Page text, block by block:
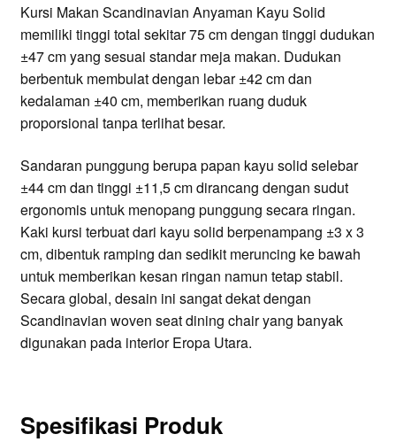
Kursi Makan Scandinavian Anyaman Kayu Solid
memiliki tinggi total sekitar 75 cm dengan tinggi dudukan
±47 cm yang sesuai standar meja makan. Dudukan
berbentuk membulat dengan lebar ±42 cm dan
kedalaman ±40 cm, memberikan ruang duduk
proporsional tanpa terlihat besar.
Sandaran punggung berupa papan kayu solid selebar
±44 cm dan tinggi ±11,5 cm dirancang dengan sudut
ergonomis untuk menopang punggung secara ringan.
Kaki kursi terbuat dari kayu solid berpenampang ±3 x 3
cm, dibentuk ramping dan sedikit meruncing ke bawah
untuk memberikan kesan ringan namun tetap stabil.
Secara global, desain ini sangat dekat dengan
Scandinavian woven seat dining chair yang banyak
digunakan pada interior Eropa Utara.
Spesifikasi Produk